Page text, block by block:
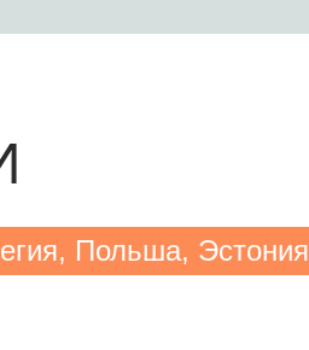
Польша, Эстония